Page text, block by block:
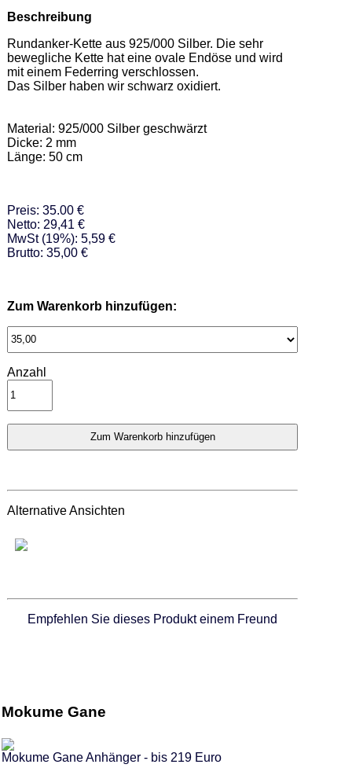
Beschreibung
Rundanker-Kette aus 925/000 Silber. Die sehr
bewegliche Kette hat eine ovale Endöse und wird
mit einem Federring verschlossen.
Das Silber haben wir schwarz oxidiert.
Material: 925/000 Silber geschwärzt
Dicke: 2 mm
Länge: 50 cm
Preis: 35.00 €
Netto: 29,41 €
MwSt (19%): 5,59 €
Brutto: 35,00 €
Zum Warenkorb hinzufügen:
Anzahl
Alternative Ansichten
Empfehlen Sie dieses Produkt einem Freund
Mokume Gane
Mokume Gane Anhänger - bis 219 Euro